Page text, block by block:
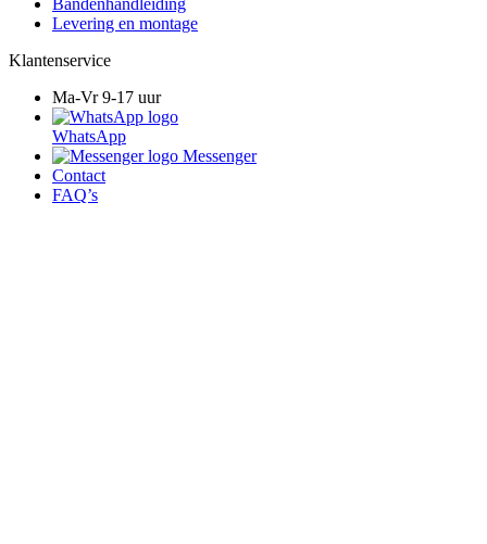
Levering en montage
Klantenservice
Ma-Vr 9-17 uur
WhatsApp
Messenger
Contact
FAQ’s